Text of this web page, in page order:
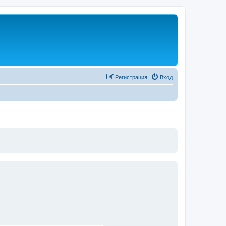
Вход
Регистрация